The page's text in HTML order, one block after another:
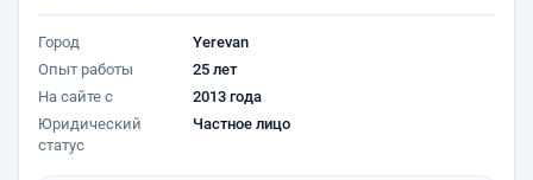
Город
Yerevan
Опыт работы
25 лет
На сайте с
2013 года
Юридический
статус
Частное лицо